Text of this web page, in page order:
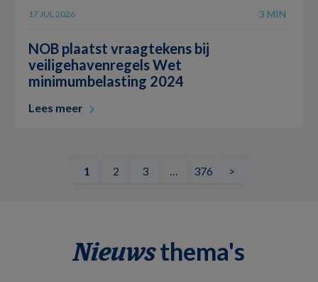
17 JUL 2026 3 MIN
NOB plaatst vraagtekens bij
veiligehavenregels Wet
minimumbelasting 2024
Lees meer
1 2 3 … 376 >
Nieuwsthema's